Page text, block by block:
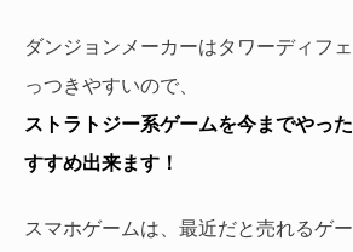
ダンジョンメーカーはタワーディフ
っつきやすいので、
ストラトジー系ゲームを今までやっ
すすめ出来ます！
スマホゲームは、最近だと売れるゲ